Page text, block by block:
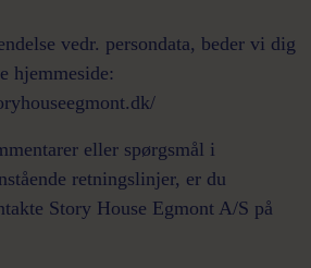
vedr. persondata, beder vi dig
hjemmeside:
eller spørgsmål i
retningslinjer, er du
Story House Egmont A/S på